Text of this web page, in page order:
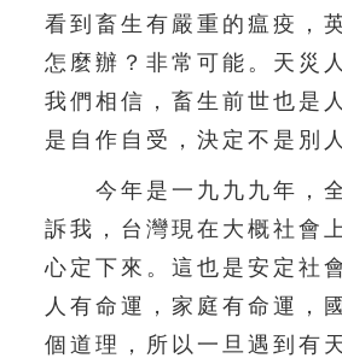
看到畜生有嚴重的瘟疫，
怎麼辦？非常可能。天災
我們相信，畜生前世也是
是自作自受，決定不是別
今年是一九九九年，全
訴我，台灣現在大概社會
心定下來。這也是安定社
人有命運，家庭有命運，
個道理，所以一旦遇到有